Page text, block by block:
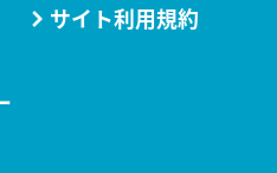
サイト利用規約